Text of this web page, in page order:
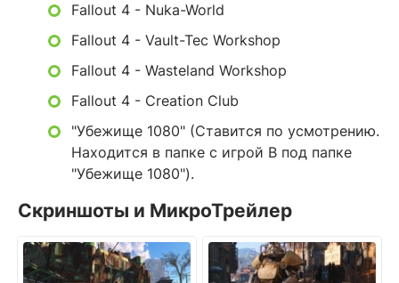
Fallout 4 - Nuka-World
Fallout 4 - Vault-Tec Workshop
Fallout 4 - Wasteland Workshop
Fallout 4 - Creation Club
"Убежище 1080" (Ставится по усмотрению.
Находится в папке с игрой В под папке
"Убежище 1080").
Скриншоты и МикроТрейлер